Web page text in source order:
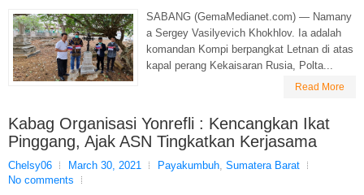
SABANG (GemaMedianet.com) — Namany
a Sergey Vasilyevich Khokhlov. Ia adalah
komandan Kompi berpangkat Letnan di atas
kapal perang Kekaisaran Rusia, Polta...
Read More
Kabag Organisasi Yonrefli : Kencangkan Ikat
Pinggang, Ajak ASN Tingkatkan Kerjasama
Chelsy06 March 30, 2021 Payakumbuh Sumatera Barat
No comments